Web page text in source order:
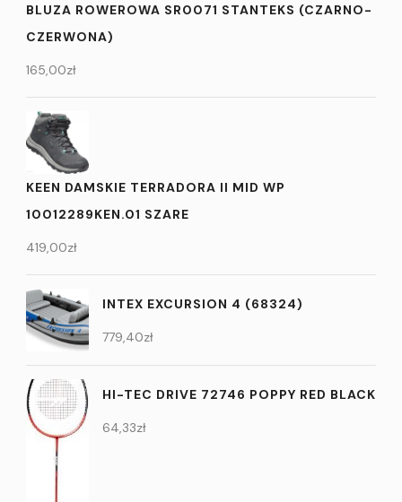
BLUZA ROWEROWA SR0071 STANTEKS (CZARNO-
CZERWONA)
165,00zł
KEEN DAMSKIE TERRADORA II MID WP
10012289KEN.01 SZARE
419,00zł
INTEX EXCURSION 4 (68324)
779,40zł
HI-TEC DRIVE 72746 POPPY RED BLACK
64,33zł